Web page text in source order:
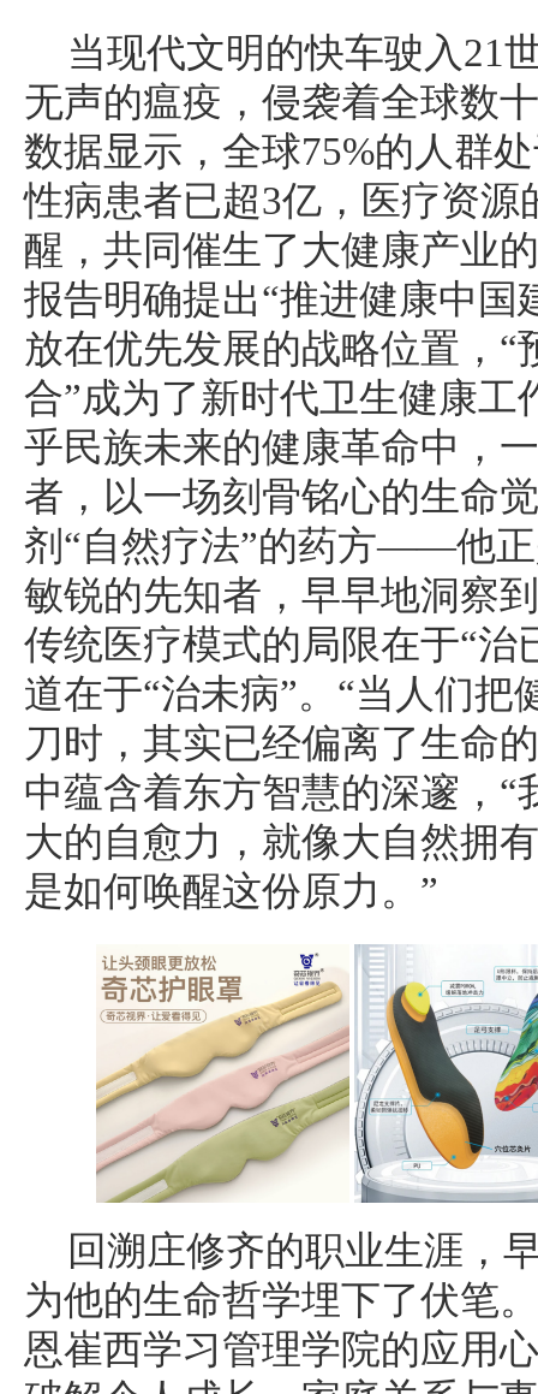
当现代文明的快车驶入21
无声的瘟疫，侵袭着全球数
数据显示，全球75%的人群
性病患者已超3亿，医疗资
醒，共同催生了大健康产业
报告明确提出“推进健康中国
放在优先发展的战略位置，“
合”成为了新时代卫生健康工
乎民族未来的健康革命中，
者，以一场刻骨铭心的生命
剂“自然疗法”的药方——他
敏锐的先知者，早早地洞察
传统医疗模式的局限在于“治
道在于“治未病”。“当人们把
刀时，其实已经偏离了生命
中蕴含着东方智慧的深邃，“
大的自愈力，就像大自然拥
是如何唤醒这份原力。”
回溯庄修齐的职业生涯，
为他的生命哲学埋下了伏笔
恩崔西学习管理学院的应用